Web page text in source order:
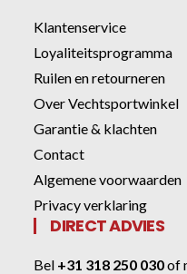
Klantenservice
Loyaliteitsprogramma
Ruilen en retourneren
Over Vechtsportwinkel
Garantie & klachten
Contact
Algemene voorwaarden
Privacy verklaring
DIRECT ADVIES
Bel +31 318 250 030of